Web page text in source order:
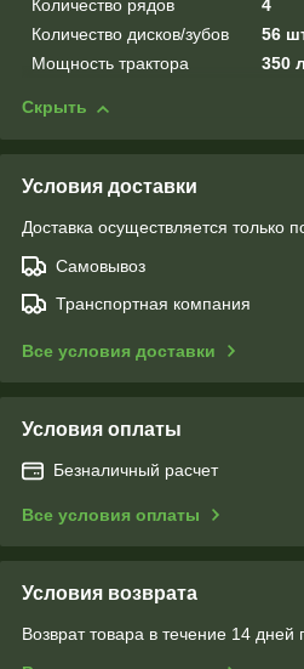
Количество рядов
4
Количество дисков/зубов
56
Мощность трактора
350
Скрыть
Условия доставки
Доставка осуществляется только
Самовывоз
Транспортная компания
Все условия доставки
Условия оплаты
Безналичный расчет
Все условия оплаты
Условия возврата
Возврат товара в течение 14 дней